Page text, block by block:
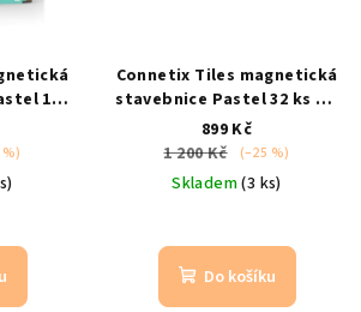
106
Connetix Tiles magnetická
stavebnice Pastel 32 ks od
3 let / kompatibilní s
Magna Tiles
899 Kč
1 200 Kč
(–25 %)
Skladem(3 ks)
Do košíku